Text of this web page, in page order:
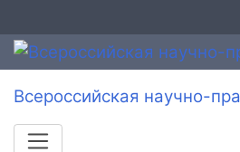
Всероссийская научно-